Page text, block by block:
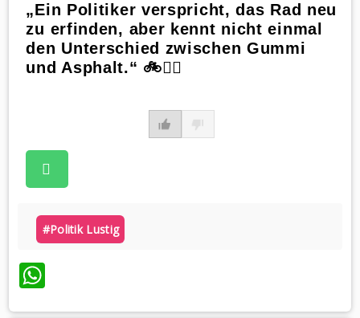
„Ein Politiker verspricht, das Rad neu
zu erfinden, aber kennt nicht einmal
den Unterschied zwischen Gummi
und Asphalt.“ 🚲🤷‍♀️
#politik Lustig
WhatsApp